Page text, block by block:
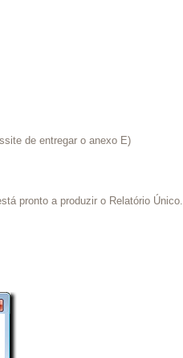
de entregar o anexo E)
pronto a produzir o Relatório Único.